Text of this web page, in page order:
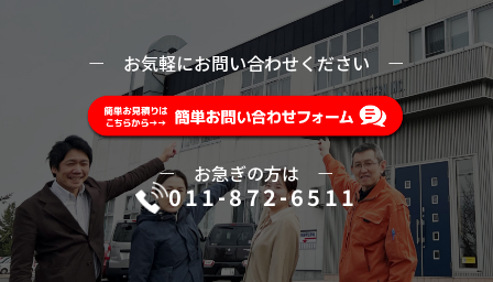
ー お気軽にお問い合わせください ー
ーお急ぎの方は ー
011-872-6511